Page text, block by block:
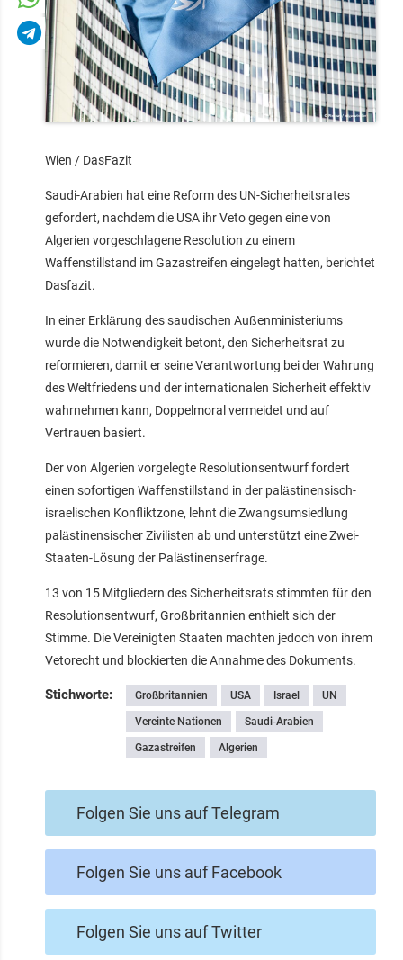
Wien / DasFazit
Saudi-Arabien hat eine Reform des UN-Sicherheitsrates
gefordert, nachdem die USA ihr Veto gegen eine von
Algerien vorgeschlagene Resolution zu einem
Waffenstillstand im Gazastreifen eingelegt hatten, berichtet
Dasfazit.
In einer Erklärung des saudischen Außenministeriums
wurde die Notwendigkeit betont, den Sicherheitsrat zu
reformieren, damit er seine Verantwortung bei der Wahrung
des Weltfriedens und der internationalen Sicherheit effektiv
wahrnehmen kann, Doppelmoral vermeidet und auf
Vertrauen basiert.
Der von Algerien vorgelegte Resolutionsentwurf fordert
einen sofortigen Waffenstillstand in der palästinensisch-
israelischen Konfliktzone, lehnt die Zwangsumsiedlung
palästinensischer Zivilisten ab und unterstützt eine Zwei-
Staaten-Lösung der Palästinenserfrage.
13 von 15 Mitgliedern des Sicherheitsrats stimmten für den
Resolutionsentwurf, Großbritannien enthielt sich der
Stimme. Die Vereinigten Staaten machten jedoch von ihrem
Vetorecht und blockierten die Annahme des Dokuments.
Stichworte: Großbritannien USA Israel UN
Vereinte Nationen Saudi-Arabien
Gazastreifen Algerien
Folgen Sie uns auf Telegram
Folgen Sie uns auf Facebook
Folgen Sie uns auf Twitter